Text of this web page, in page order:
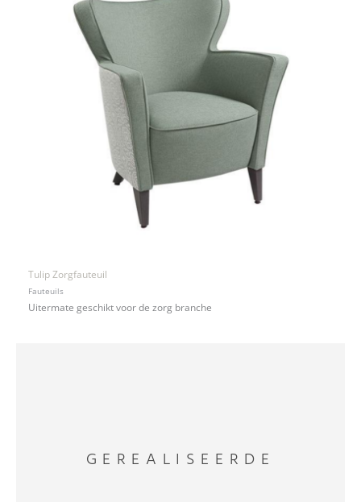
Tulip Zorgfauteuil
Fauteuils
Uitermate geschikt voor de zorg branche
GEREALISEERDE